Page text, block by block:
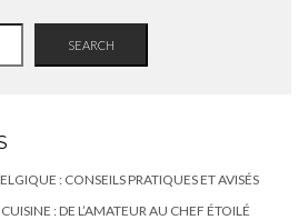
SEARCH
: CONSEILS PRATIQUES ET AVISÉS
: DE L’AMATEUR AU CHEF ÉTOILÉ